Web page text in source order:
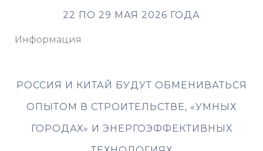
22 ПО 29 МАЯ 2026 ГОДА
Информация
РОССИЯ И КИТАЙ БУДУТ ОБМЕНИВАТЬСЯ
ОПЫТОМ В СТРОИТЕЛЬСТВЕ, «УМНЫХ
ГОРОДАХ» И ЭНЕРГОЭФФЕКТИВНЫХ